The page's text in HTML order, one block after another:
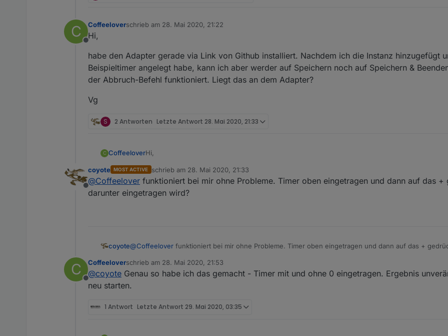
C
Offline
Coffeeloverschrieb am 28. Mai 2020, 21:22
zuletzt editiert von
Hi,
habe den Adapter gerade via Link von Github installiert. Nachdem ich die Instanz hinzugefügt
Beispieltimer angelegt habe, kann ich aber werder auf Speichern noch auf Speichern &
der Abbruch-Befehl funktioniert. Liegt das an dem Adapter?
Vg
S 2 Antworten Letzte Antwort 28. Mai 2020, 21:33
C CoffeeloverHi,
habe den Adapter gerade via Link von Github installiert. Nachdem ich die Instanz hinzugefügt
angelegt habe, kann ich aber werder auf Speichern noch auf Speichern & Beenden klicken.
Befehl funktioniert. Liegt das an dem Adapter?
Vg
Offline
coyote MOST ACTIVE schrieb am 28. Mai 2020, 21:33
zuletzt editiert von
@Coffeelover funktioniert bei mir ohne Probleme. Timer oben eingetragen und dann auf das
darunter eingetragen wird?
coyote@Coffeelover funktioniert bei mir ohne Probleme. Timer oben eingetragen und dann auf das +
C
Offline
Coffeeloverschrieb am 28. Mai 2020, 21:53
zuletzt editiert von
@coyote Genau so habe ich das gemacht - Timer mit und ohne 0 eingetragen. Ergebnis
neu starten.
1 Antwort Letzte Antwort 29. Mai 2020, 03:35